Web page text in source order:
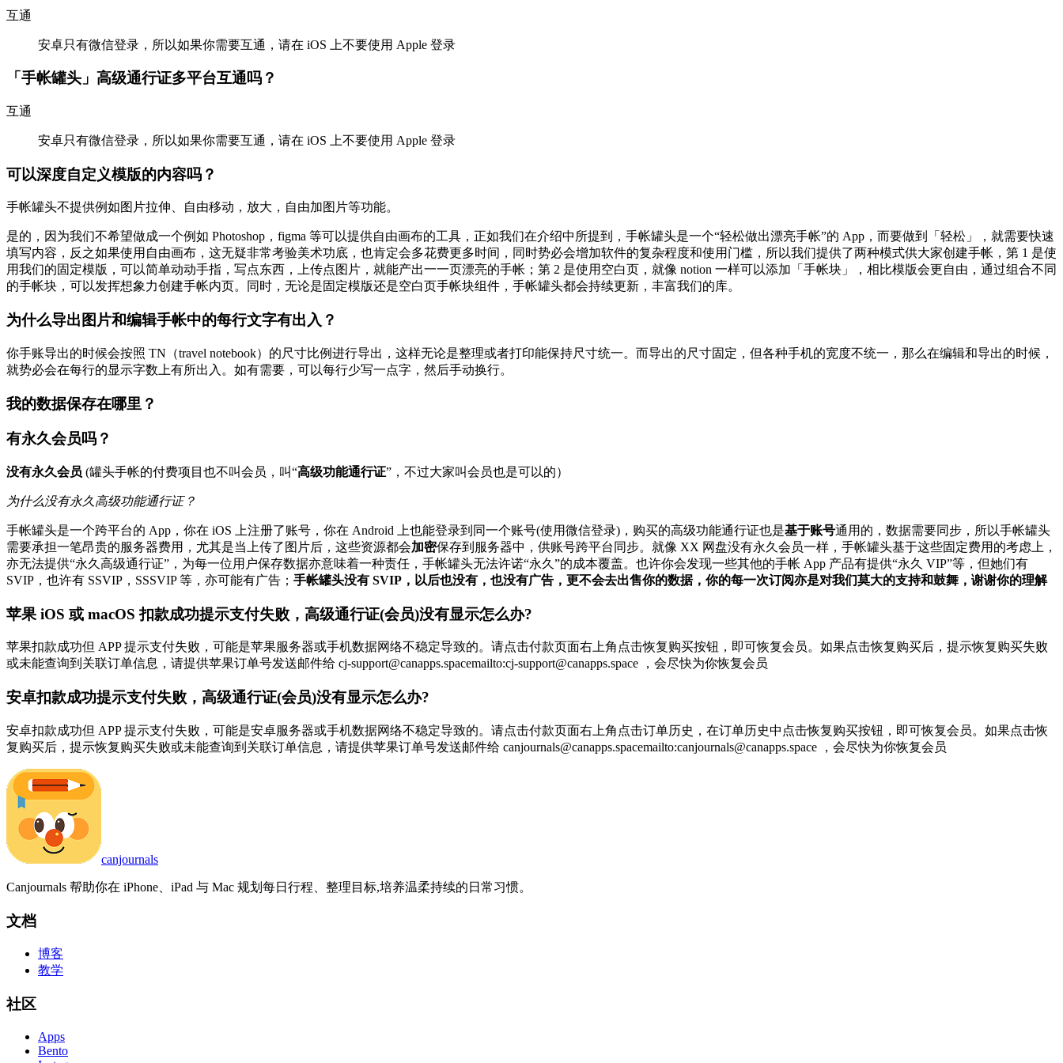
互通
安卓只有微信登录，所以如果你需要互通，请在 iOS 上不要使用 Apple 登录
「手帐罐头」高级通行证多平台互通吗？
互通
安卓只有微信登录，所以如果你需要互通，请在 iOS 上不要使用 Apple 登录
可以深度自定义模版的内容吗？
手帐罐头不提供例如图片拉伸、自由移动，放大，自由加图片等功能。
是的，因为我们不希望做成一个例如 Photoshop，figma 等可以提供自由画布的工具，正如我们在介绍中所提到，手帐罐头是一个“轻松做出漂亮手帐”的 App，而要做到「轻松」，就需要快速
填写内容，反之如果使用自由画布，这无疑非常考验美术功底，也肯定会多花费更多时间，同时势必会增加软件的复杂程度和使用门槛，所以我们提供了两种模式供大家创建手帐，第 1 是使
用我们的固定模版，可以简单动动手指，写点东西，上传点图片，就能产出一一页漂亮的手帐；第 2 是使用空白页，就像 notion 一样可以添加「手帐块」，相比模版会更自由，通过组合不同
的手帐块，可以发挥想象力创建手帐内页。同时，无论是固定模版还是空白页手帐块组件，手帐罐头都会持续更新，丰富我们的库。
为什么导出图片和编辑手帐中的每行文字有出入？
你手账导出的时候会按照 TN（travel notebook）的尺寸比例进行导出，这样无论是整理或者打印能保持尺寸统一。而导出的尺寸固定，但各种手机的宽度不统一，那么在编辑和导出的时候，
就势必会在每行的显示字数上有所出入。如有需要，可以每行少写一点字，然后手动换行。
我的数据保存在哪里？
有永久会员吗？
没有永久会员 (罐头手帐的付费项目也不叫会员，叫“高级功能通行证”，不过大家叫会员也是可以的）
为什么没有永久高级功能通行证？
手帐罐头是一个跨平台的 App，你在 iOS 上注册了账号，你在 Android 上也能登录到同一个账号(使用微信登录)，购买的高级功能通行证也是基于账号通用的，数据需要同步，所以手帐罐头
需要承担一笔昂贵的服务器费用，尤其是当上传了图片后，这些资源都会加密保存到服务器中，供账号跨平台同步。就像 XX 网盘没有永久会员一样，手帐罐头基于这些固定费用的考虑上，
亦无法提供“永久高级通行证”，为每一位用户保存数据亦意味着一种责任，手帐罐头无法许诺“永久”的成本覆盖。也许你会发现一些其他的手帐 App 产品有提供“永久 VIP”等，但她们有
SVIP，也许有 SSVIP，SSSVIP 等，亦可能有广告； 手帐罐头没有 SVIP，以后也没有，也没有广告，更不会去出售你的数据，你的每一次订阅亦是对我们莫大的支持和鼓舞，谢谢你的理解
苹果 iOS 或 macOS 扣款成功提示支付失败，高级通行证(会员)没有显示怎么办?
苹果扣款成功但 APP 提示支付失败，可能是苹果服务器或手机数据网络不稳定导致的。请点击付款页面右上角点击恢复购买按钮，即可恢复会员。如果点击恢复购买后，提示恢复购买失败
或未能查询到关联订单信息，请提供苹果订单号发送邮件给 cj-support@canapps.spacemailto:cj-support@canapps.space ，会尽快为你恢复会员
安卓扣款成功提示支付失败，高级通行证(会员)没有显示怎么办?
安卓扣款成功但 APP 提示支付失败，可能是安卓服务器或手机数据网络不稳定导致的。请点击付款页面右上角点击订单历史，在订单历史中点击恢复购买按钮，即可恢复会员。如果点击恢
复购买后，提示恢复购买失败或未能查询到关联订单信息，请提供苹果订单号发送邮件给 canjournals@canapps.spacemailto:canjournals@canapps.space ，会尽快为你恢复会员
canjournals
Canjournals 帮助你在 iPhone、iPad 与 Mac 规划每日行程、整理目标,培养温柔持续的日常习惯。
文档
博客
教学
社区
Apps
Bento